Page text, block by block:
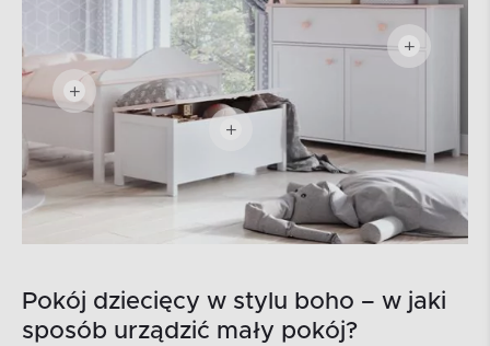
Pokój dziecięcy w stylu boho – w jaki
sposób urządzić mały pokój?